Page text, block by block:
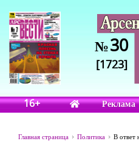
№30
[1723]
16+ Реклама
Главная страница Политика В ответ